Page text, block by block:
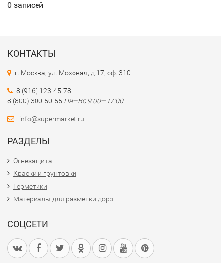
0 записей
КОНТАКТЫ
г. Москва, ул. Моховая, д.17, оф. 310
8 (916) 123-45-78
8 (800) 300-50-55 Пн—Вс 9:00—17:00
info@supermarket.ru
РАЗДЕЛЫ
Огнезащита
Краски и грунтовки
Герметики
Материалы для разметки дорог
СОЦСЕТИ